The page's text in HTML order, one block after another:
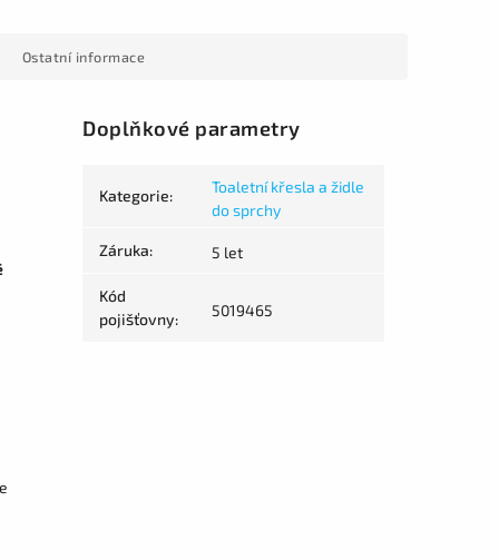
Ostatní informace
Doplňkové parametry
Kategorie:
Toaletní křesla a židle
do sprchy
Záruka: 5 let
Kód
pojišťovny: 5019465